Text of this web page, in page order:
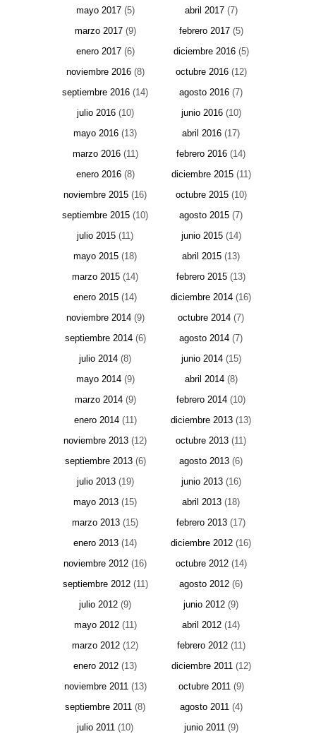
mayo 2017(5) abril 2017(7)
marzo 2017(9) febrero 2017(5)
enero 2017(6) diciembre 2016(5)
noviembre 2016(8) octubre 2016(12)
septiembre 2016 (14) agosto 2016 (7)
julio 2016(10) junio 2016(10)
mayo 2016 (13) abril 2016 (17)
marzo 2016(11) febrero 2016 (14)
enero 2016(8) diciembre 2015(11)
noviembre 2015 (16) octubre 2015(10)
septiembre 2015 (10) agosto 2015 (7)
julio 2015 (11) junio 2015(14)
mayo 2015 (18) abril 2015 (13)
marzo 2015 (14) febrero 2015 (13)
enero 2015 (14) diciembre 2014 (16)
noviembre 2014(9) octubre 2014 (7)
septiembre 2014(6) agosto 2014 (7)
julio 2014 (8) junio 2014(15)
mayo 2014(9) abril 2014(8)
marzo 2014(9) febrero 2014 (10)
enero 2014(11) diciembre 2013 (13)
noviembre 2013 (12) octubre 2013 (11)
septiembre 2013(6) agosto 2013 (6)
julio 2013(19) junio 2013(16)
mayo 2013 (15) abril 2013 (18)
marzo 2013 (15) febrero 2013 (17)
enero 2013 (14) diciembre 2012 (16)
noviembre 2012 (16) octubre 2012(14)
septiembre 2012(11) agosto 2012 (6)
julio 2012 (9) junio 2012 (9)
mayo 2012(11) abril 2012 (14)
marzo 2012 (12) febrero 2012(11)
enero 2012 (13) diciembre 2011(12)
noviembre 2011(13) octubre 2011(9)
septiembre 2011 (8) agosto 2011(4)
julio 2011 (10) junio 2011(9)